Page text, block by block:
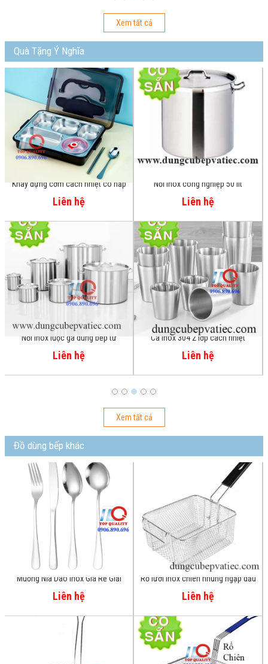
Xem tất cả
Quà Tặng Ý Nghĩa
Khay đựng cơm cách nhiệt có nắp
5 ngăn inox 304
Liên hệ
Nồi inox luộc gà dùng bếp từ
Liên hệ
Nồi inox công nghiệp 50 lít
Liên hệ
Ca inox 304 2 lớp cách nhiệt
Liên hệ
Xem tất cả
Đồ dùng bếp khác
Muỗng Nĩa Dao Inox Giá Rẻ Giải
Pháp Tiết Kiệm Cho Căn Tin, Bếp
Ăn Tập Thể
Liên hệ
Rổ lưới inox chiên nhúng ngập dầu
Liên hệ